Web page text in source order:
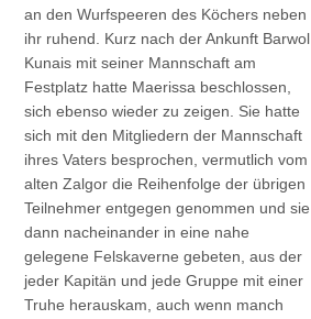
an den Wurfspeeren des Köchers neben
ihr ruhend. Kurz nach der Ankunft Barwol
Kunais mit seiner Mannschaft am
Festplatz hatte Maerissa beschlossen,
sich ebenso wieder zu zeigen. Sie hatte
sich mit den Mitgliedern der Mannschaft
ihres Vaters besprochen, vermutlich vom
alten Zalgor die Reihenfolge der übrigen
Teilnehmer entgegen genommen und sie
dann nacheinander in eine nahe
gelegene Felskaverne gebeten, aus der
jeder Kapitän und jede Gruppe mit einer
Truhe herauskam, auch wenn manch